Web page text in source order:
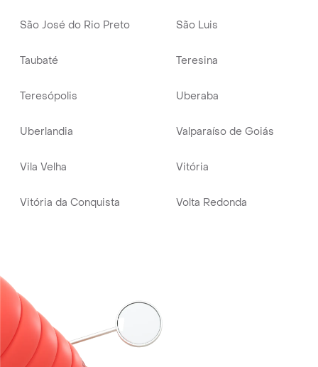
São José do Rio Preto São Luis
Taubaté Teresina
Teresópolis Uberaba
Uberlandia Valparaíso de Goiás
Vila Velha Vitória
Vitória da Conquista Volta Redonda